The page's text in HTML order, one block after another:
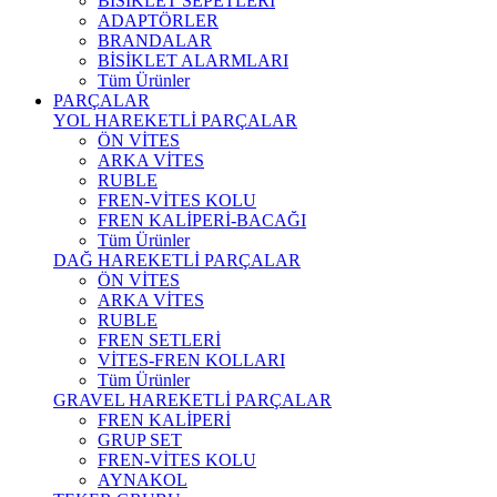
ADAPTÖRLER
BRANDALAR
BİSİKLET ALARMLARI
Tüm Ürünler
PARÇALAR
YOL HAREKETLİ PARÇALAR
ÖN VİTES
ARKA VİTES
RUBLE
FREN-VİTES KOLU
FREN KALİPERİ-BACAĞI
Tüm Ürünler
DAĞ HAREKETLİ PARÇALAR
ÖN VİTES
ARKA VİTES
RUBLE
FREN SETLERİ
VİTES-FREN KOLLARI
Tüm Ürünler
GRAVEL HAREKETLİ PARÇALAR
FREN KALİPERİ
GRUP SET
FREN-VİTES KOLU
AYNAKOL